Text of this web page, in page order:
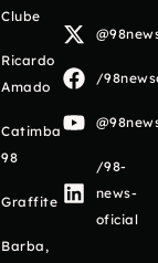
Clube
Ricardo
Amado
Catimba
98
Graffite
Barba,
/
/98-
news-
oficial